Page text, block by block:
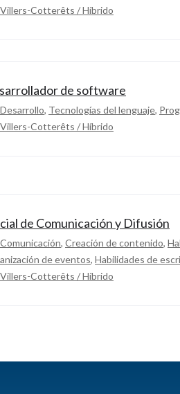
Villers-Cotterêts / Híbrido
de software
Desarrollo, Tecnologías del lenguaje,
Villers-Cotterêts / Híbrido
de Comunicación y Difusión
Comunicación, Creación de contenido,
de eventos, Habilidades de
Villers-Cotterêts / Híbrido